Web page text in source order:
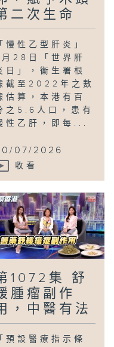
二次生命
「慢性乙型肝炎」
28日「世界肝
日」，衞生署根
截至2022年之數
估算，本港有百
之5.6人口，患有
性乙肝，即每...
07/2026
收看
1072集 舒
腫瘤副作
，中醫有法
「預設醫療指示條